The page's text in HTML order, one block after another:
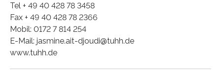
Tel + 49 40 428 78 3458
Fax + 49 40 428 78 2366
Mobil: 0172 7 814 254
E-Mail: jasmine.ait-djoudi@tuhh.de
www.tuhh.de